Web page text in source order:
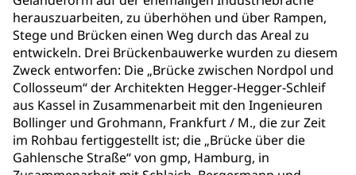
herauszuarbeiten, zu überhöhen und über Rampen,
Stege und Brücken einen Weg durch das Areal zu
entwickeln. Drei Brückenbauwerke wurden zu diesem
Zweck entworfen: Die „Brücke zwischen Nordpol und
Collosseum“ der Architekten Hegger-Hegger-Schleif
aus Kassel in Zusammenarbeit mit den Ingenieuren
Bollinger und Grohmann, Frankfurt / M., die zur Zeit
im Rohbau fertiggestellt ist; die „Brücke über die
Gahlensche Straße“ von gmp, Hamburg, in